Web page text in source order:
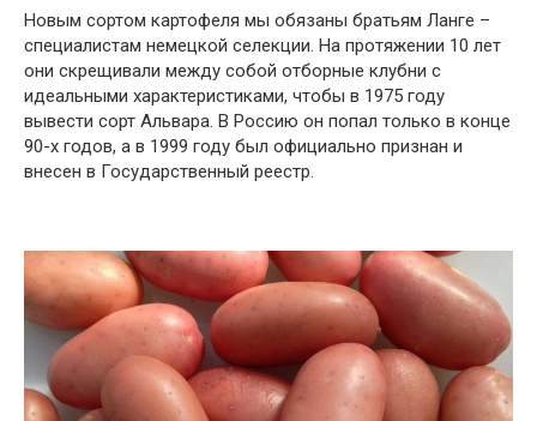
Новым сортом картофеля мы обязаны братьям Ланге –
специалистам немецкой селекции. На протяжении 10 лет
они скрещивали между собой отборные клубни с
идеальными характеристиками, чтобы в 1975 году
вывести сорт Альвара. В Россию он попал только в конце
90-х годов, а в 1999 году был официально признан и
внесен в Государственный реестр.